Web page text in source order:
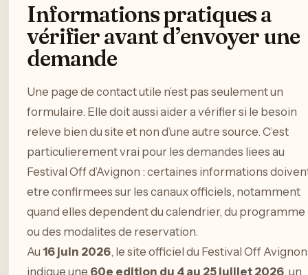
Informations pratiques a
vérifier avant d’envoyer une
demande
Une page de contact utile n’est pas seulement un
formulaire. Elle doit aussi aider a vérifier si le besoin
releve bien du site et non d’une autre source. C’est
particulierement vrai pour les demandes liees au
Festival Off d’Avignon : certaines informations
etre confirmees sur les canaux officiels, notamment
quand elles dependent du calendrier, du programme
ou des modalites de reservation.
Au 16 juin 2026, le site officiel du Festival Off Avignon
indique une 60e edition du 4 au 25 juillet 2026, un